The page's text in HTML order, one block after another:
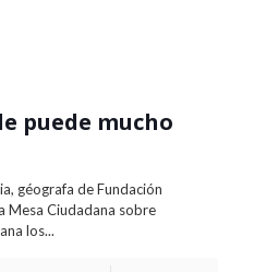
puede mucho
géografa de Fundación
Mesa Ciudadana sobre
los...